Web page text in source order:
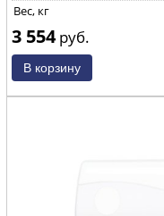
Вес, кг
3 554руб.